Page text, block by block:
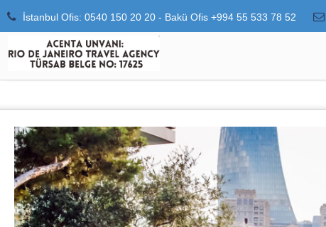
İstanbul Ofis: 0540 150 20 20 - Bakü Ofis +994 55 533 78 52